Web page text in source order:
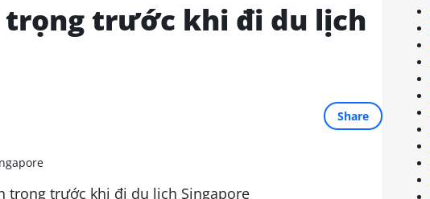
trước khi đi du lịch
Share